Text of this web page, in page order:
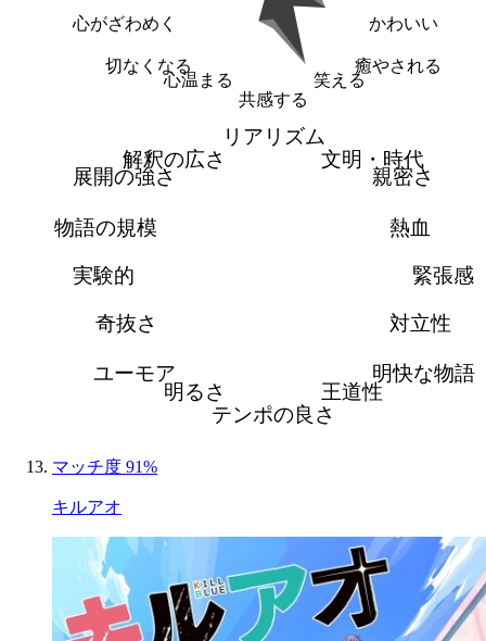
かわいい
癒やされる
笑える
共感する
心温まる
切なくなる
心がざわめく
リアリズム
文明・時代
親密さ
熱血
緊張感
対立性
明快な物語
王道性
テンポの良さ
明るさ
ユーモア
奇抜さ
実験的
物語の規模
展開の強さ
解釈の広さ
マッチ度 91%
キルアオ